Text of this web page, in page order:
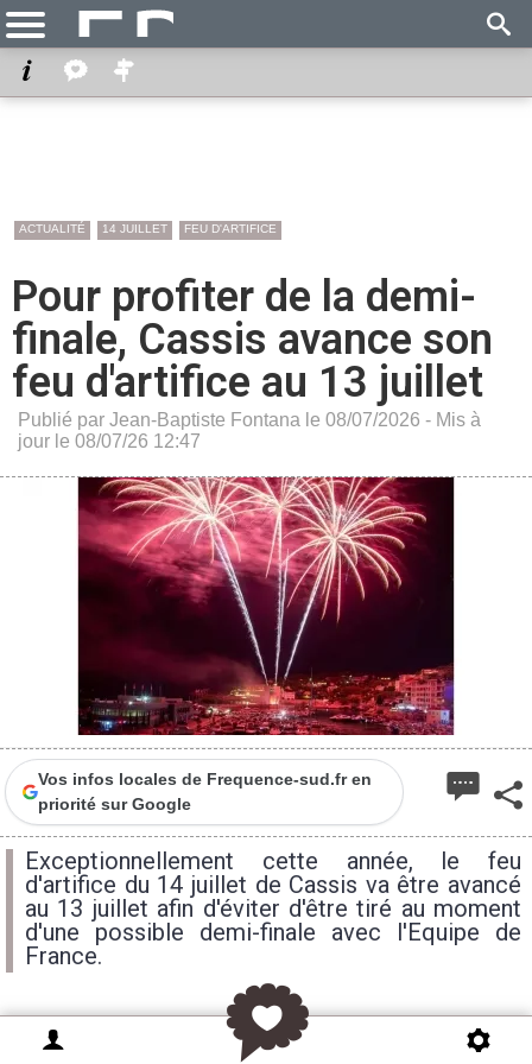
ACTUALITÉ 14 JUILLET FEU D'ARTIFICE
Pour profiter de la demi-
finale, Cassis avance son
feu d'artifice au 13 juillet
Publié par Jean-Baptiste Fontana le 08/07/2026 - Mis à
jour le 08/07/26 12:47
Vos infos locales de Frequence-sud.fr en
priorité sur Google
Exceptionnellement cette année, le feu
d'artifice du 14 juillet de Cassis va être avancé
au 13 juillet afin d'éviter d'être tiré au moment
d'une possible demi-finale avec l'Equipe de
France.
Habituellement Cassis tire son feu d'artifice du 14